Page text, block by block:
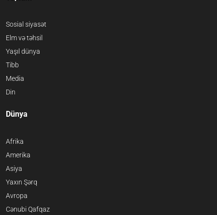
Sosial siyasət
Elm və təhsil
Yaşıl dünya
Tibb
Media
Din
Dünya
Afrika
Amerika
Asiya
Yaxın Şərq
Avropa
Cənubi Qafqaz